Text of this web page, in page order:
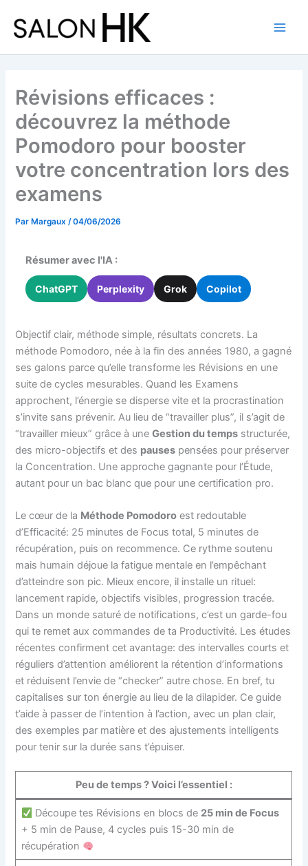
contenu
Révisions efficaces :
découvrez la méthode
Pomodoro pour booster
votre concentration lors des
examens
ParMargaux /04/06/2026
Résumer avec l'IA :
ChatGPT Perplexity Grok Copilot
Objectif clair, méthode simple, résultats concrets. La
méthode Pomodoro, née à la fin des années 1980, a gagné
ses galons parce qu’elle transforme les Révisions en une
suite de cycles mesurables. Quand les Examens
approchent, l’énergie se disperse vite et la procrastination
s’invite sans prévenir. Au lieu de “travailler plus”, il s’agit de
“travailler mieux” grâce à uneGestion du temps structurée,
des micro-objectifs et des pauses pensées pour préserver
la Concentration. Une approche gagnante pour l’Étude,
autant pour un bac blanc que pour une certification pro.
Le cœur de la Méthode Pomodoro est redoutable
d’Efficacité: 25 minutes de Focus total, 5 minutes de
récupération, puis on recommence. Ce rythme soutenu
mais humain déjoue la fatigue mentale en l’empêchant
d’atteindre son pic. Mieux encore, il installe un rituel:
lancement rapide, objectifs visibles, progression tracée.
Dans un monde saturé de notifications, c’est un garde-fou
qui te remet aux commandes de ta Productivité. Les études
récentes confirment cet avantage: des intervalles courts et
réguliers d’attention améliorent la rétention d’informations
et réduisent l’envie de “checker” autre chose. En bref, tu
capitalises sur ton énergie au lieu de la dilapider. Ce guide
t’aide à passer de l’intention à l’action, avec un plan clair,
des exemples par matière et des ajustements intelligents
pour tenir sur la durée sans t’épuiser.
Peu de temps ? Voici l’essentiel :
Découpe tes Révisions en blocs de 25 min de Focus
+ 5 min de Pause, 4 cycles puis 15-30 min de
récupération